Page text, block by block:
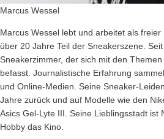
Marcus Wessel
Marcus Wessel lebt und arbeitet als
über 20 Jahre Teil der Sneakerszene.
Sneakerzimmer, der sich mit den
befasst. Journalistische Erfahrung
und Online-Medien. Seine Sneaker-
Jahre zurück und auf Modelle wie den
Asics Gel-Lyte III. Seine Lieblingsstadt ist
Hobby das Kino.